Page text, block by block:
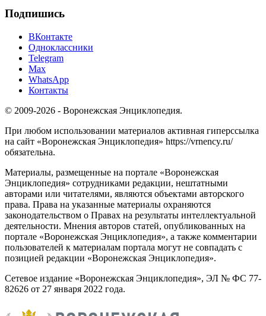
Подпишись
ВКонтакте
Одноклассники
Telegram
Max
WhatsApp
Контакты
© 2009-2026 - Воронежская Энциклопедия.
При любом использовании материалов активная гиперссылка
на сайт «Воронежская Энциклопедия» https://vrnency.ru/
обязательна.
Материалы, размещенные на портале «Воронежская
Энциклопедия» сотрудниками редакции, нештатными
авторами или читателями, являются объектами авторского
права. Права на указанные материалы охраняются
законодательством о Правах на результаты интеллектуальной
деятельности. Мнения авторов статей, опубликованных на
портале «Воронежская Энциклопедия», а также комментарии
пользователей к материалам портала могут не совпадать с
позицией редакции «Воронежская Энциклопедия».
Сетевое издание «Воронежская Энциклопедия», ЭЛ № ФС 77-
82626 от 27 января 2022 года.